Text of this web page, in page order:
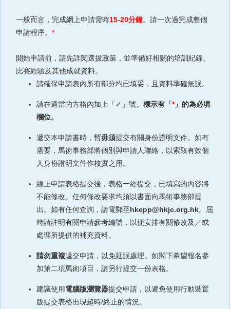
一般而言，完成網上申請需時15-20分鐘。請一次過完成整個
申請程序。 *
開始申請前，請先詳閱選拔政策，並準備好相關的培訓紀錄、
比賽經驗及其他成就資料。
請確保申請表內所有部分均已填妥，且資料準確無誤。
請在適當的方格內加上「✓」號。 標示有「*」的為必填
欄位。
遞交本申請書時，暫毋須提交有關身份證明文件。如有
需要，馬術事務部將個別與申請人聯絡，以索取有效個
人身份證明文件作核實之用。
線上申請表格提交後，表格一經提交，已填寫的內容將
不能修改。任何修改要求均須以書面向馬術事務部提
出。如有任何查詢，請電郵至hkepp@hkjc.org.hk。屆
時請註明有關申請參考編號，以便安排有關修改及／或
處理所提供的補充資料。
請勿重複遞交申請，以免延誤處理。如閣下希望報名參
加第二項馬術項目，請另行提交一份表格。
建議使用電腦版瀏覽器提交申請，以避免使用行動裝置
版提交表格出現超時/終止的情況。